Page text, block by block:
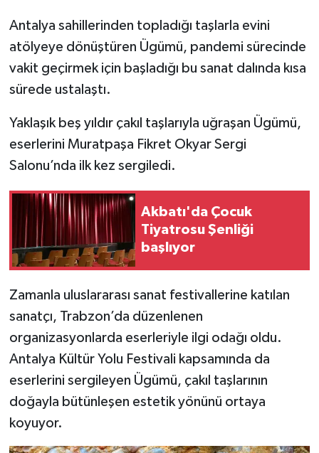
Antalya sahillerinden topladığı taşlarla evini
atölyeye dönüştüren Ügümü, pandemi sürecinde
vakit geçirmek için başladığı bu sanat dalında kısa
sürede ustalaştı.
Yaklaşık beş yıldır çakıl taşlarıyla uğraşan Ügümü,
eserlerini Muratpaşa Fikret Okyar Sergi
Salonu’nda ilk kez sergiledi.
Akbatı'da Çocuk
Tiyatrosu Şenliği
başlıyor
Zamanla uluslararası sanat festivallerine katılan
sanatçı, Trabzon’da düzenlenen
organizasyonlarda eserleriyle ilgi odağı oldu.
Antalya Kültür Yolu Festivali kapsamında da
eserlerini sergileyen Ügümü, çakıl taşlarının
doğayla bütünleşen estetik yönünü ortaya
koyuyor.
İlçeler
Köşe Yazıları
Kültür Sanat
Kütahya
Magazin
Otomobil
Pazarlar
Resmi İlan
Rüya Tabirleri
Sağlık
Şaphane